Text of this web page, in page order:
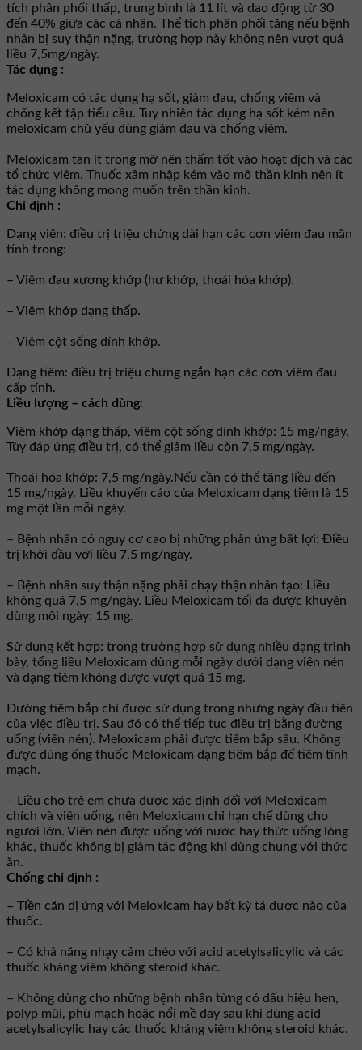
tích phân phối thấp, trung bình là 11 lít và dao động từ 30
đến 40% giữa các cá nhân. Thể tích phân phối tăng nếu bệnh
nhân bị suy thận nặng, trường hợp này không nên vượt quá
liều 7,5mg/ngày.
Tác dụng :
Meloxicam có tác dụng hạ sốt, giảm đau, chống viêm và
chống kết tập tiểu cầu. Tuy nhiên tác dụng hạ sốt kém nên
meloxicam chủ yếu dùng giảm đau và chống viêm.
Meloxicam tan ít trong mỡ nên thấm tốt vào hoạt dịch và các
tổ chức viêm. Thuốc xâm nhập kém vào mô thần kinh nên ít
tác dụng không mong muốn trên thần kinh.
Chỉ định :
Dạng viên: điều trị triệu chứng dài hạn các cơn viêm đau mãn
tính trong:
– Viêm đau xương khớp (hư khớp, thoái hóa khớp).
– Viêm khớp dạng thấp.
– Viêm cột sống dính khớp.
Dạng tiêm: điều trị triệu chứng ngắn hạn các cơn viêm đau
cấp tính.
Liều lượng – cách dùng:
Viêm khớp dạng thấp, viêm cột sống dính khớp: 15 mg/ngày.
Tùy đáp ứng điều trị, có thể giảm liều còn 7,5 mg/ngày.
Thoái hóa khớp: 7,5 mg/ngày.Nếu cần có thể tăng liều đến
15 mg/ngày. Liều khuyến cáo của Meloxicam dạng tiêm là 15
mg một lần mỗi ngày.
– Bệnh nhân có nguy cơ cao bị những phản ứng bất lợi: Ðiều
trị khởi đầu với liều 7,5 mg/ngày.
– Bệnh nhân suy thận nặng phải chạy thận nhân tạo: Liều
không quá 7,5 mg/ngày. Liều Meloxicam tối đa được khuyên
dùng mỗi ngày: 15 mg.
Sử dụng kết hợp: trong trường hợp sử dụng nhiều dạng trình
bày, tổng liều Meloxicam dùng mỗi ngày dưới dạng viên nén
và dạng tiêm không được vượt quá 15 mg.
Ðường tiêm bắp chỉ được sử dụng trong những ngày đầu tiên
của việc điều trị. Sau đó có thể tiếp tục điều trị bằng đường
uống (viên nén). Meloxicam phải được tiêm bắp sâu. Không
được dùng ống thuốc Meloxicam dạng tiêm bắp để tiêm tĩnh
mạch.
– Liều cho trẻ em chưa được xác định đối với Meloxicam
chích và viên uống, nên Meloxicam chỉ hạn chế dùng cho
người lớn. Viên nén được uống với nước hay thức uống lỏng
khác, thuốc không bị giảm tác động khi dùng chung với thức
ăn.
Chống chỉ định :
– Tiền căn dị ứng với Meloxicam hay bất kỳ tá dược nào của
thuốc.
– Có khả năng nhạy cảm chéo với acid acetylsalicylic và các
thuốc kháng viêm không steroid khác.
– Không dùng cho những bệnh nhân từng có dấu hiệu hen,
polyp mũi, phù mạch hoặc nổi mề đay sau khi dùng acid
acetylsalicylic hay các thuốc kháng viêm không steroid khác.